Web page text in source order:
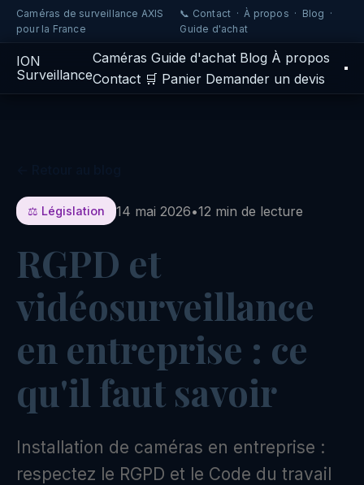
Caméras de surveillance AXIS
pour la France
📞 Contact ·À propos · Blog ·
Guide d'achat
ION
Surveillance
Caméras Guide d'achat Blog À propos
Contact 🛒 Panier Demander un devis
⚖️ Législation 14 mai 2026•12 min de lecture
RGPD et
vidéosurveillance
en entreprise : ce
qu'il faut savoir
Installation de caméras en entreprise :
respectez le RGPD et le Code du travail